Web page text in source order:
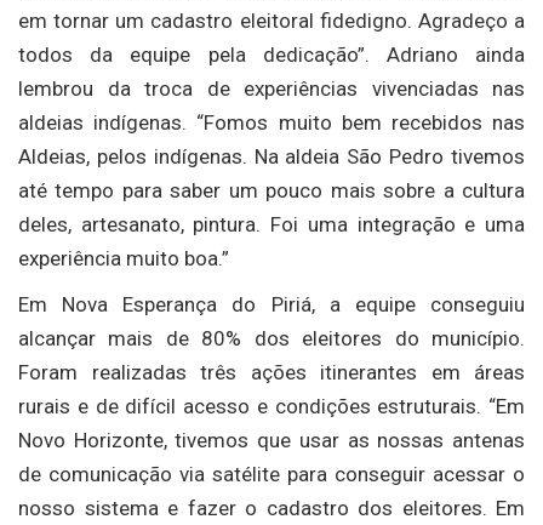
em tornar um cadastro eleitoral fidedigno. Agradeço a
todos da equipe pela dedicação”. Adriano ainda
lembrou da troca de experiências vivenciadas nas
aldeias indígenas. “Fomos muito bem recebidos nas
Aldeias, pelos indígenas. Na aldeia São Pedro tivemos
até tempo para saber um pouco mais sobre a cultura
deles, artesanato, pintura. Foi uma integração e uma
experiência muito boa.”
Em Nova Esperança do Piriá, a equipe conseguiu
alcançar mais de 80% dos eleitores do município.
Foram realizadas três ações itinerantes em áreas
rurais e de difícil acesso e condições estruturais. “Em
Novo Horizonte, tivemos que usar as nossas antenas
de comunicação via satélite para conseguir acessar o
nosso sistema e fazer o cadastro dos eleitores. Em